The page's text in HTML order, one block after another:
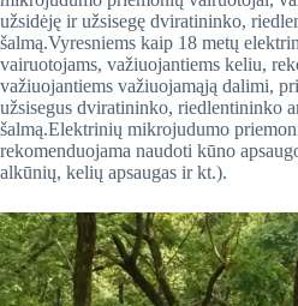
užsidėję ir užsisegę dviratininko,
šalmą.Vyresniems kaip 18 metų
vairuotojams, važiuojantiems keliu,
važiuojantiems važiuojamąją dalimi,
užsisegus dviratininko, riedlentininko
šalmą.Elektrinių mikrojudumo
rekomenduojama naudoti kūno
alkūnių, kelių apsaugas ir kt.).